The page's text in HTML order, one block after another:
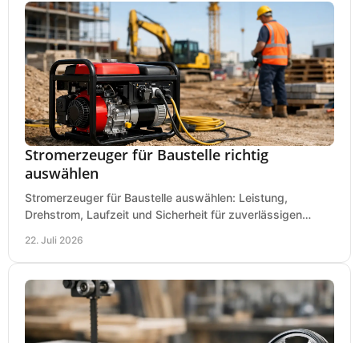
Stromerzeuger für Baustelle richtig
auswählen
Stromerzeuger für Baustelle auswählen: Leistung,
Drehstrom, Laufzeit und Sicherheit für zuverlässigen
22. Juli 2026